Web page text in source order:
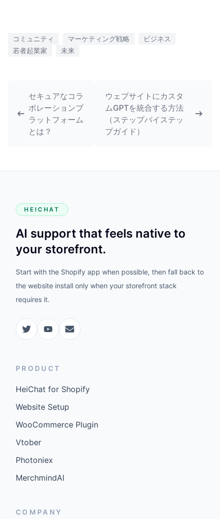
コミュニティ マーケティング戦略
ビジネス
若者起業家
未来
セキュアなコラ
ボレーションプ
ラットフォーム
とは？
ウェブサイトにカスタ
ムGPTを統合する方法
（ステップバイステッ
プガイド）
HEICHAT
AI support that feels native to
your storefront.
Start with the Shopify app when possible, then fall back to
the website install only when your storefront stack
requires it.
PRODUCT
HeiChat for Shopify
Website Setup
WooCommerce Plugin
Vtober
Photoniex
MerchmindAI
COMPANY